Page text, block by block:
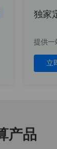
独家
提供
立
产品